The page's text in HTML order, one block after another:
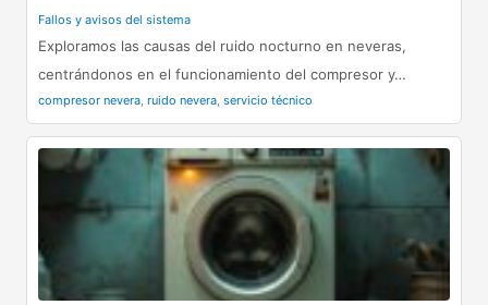
Fallos y avisos del sistema
Exploramos las causas del ruido nocturno en neveras,
centrándonos en el funcionamiento del compresor y…
compresor nevera, ruido nevera, servicio técnico